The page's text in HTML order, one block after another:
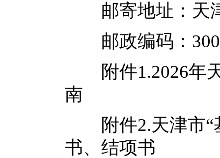
邮寄地址：天津
邮政编码：
附件1.2026年
南
附件2.天津市
书、结项书